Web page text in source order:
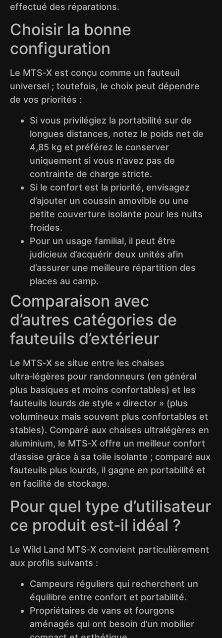
effectué des réparations.
Choisir la bonne
configuration
Le MTS‑X est conçu comme un fauteuil
universel ; toutefois, le choix peut dépendre
de vos priorités :
Si vous privilégiez la portabilité sur de
longues distances, notez le poids net de
4,85 kg et préférez le conserver
uniquement si vous n’avez pas de
contrainte de charge stricte.
Si le confort est la priorité, envisagez
d’ajouter un coussin amovible ou une
petite couverture isolante pour les nuits
froides.
Pour un usage familial, il peut être
judicieux d’acquérir deux unités afin
d’assurer une meilleure répartition des
places au camp.
Comparaison avec
d’autres catégories de
fauteuils d’extérieur
Le MTS‑X se situe entre les chaises
ultra‑légères pour randonneurs (en général
plus basiques et moins confortables) et les
fauteuils lourds de style « director » (plus
volumineux mais souvent plus confortables et
stables). Comparé aux chaises ultralégères en
aluminium, le MTS‑X offre un meilleur confort
d’assise grâce à sa toile isolante ; comparé aux
fauteuils plus lourds, il gagne en portabilité et
en facilité de stockage.
Pour quel type d’utilisateur
ce produit est‑il idéal ?
Le Wild Land MTS‑X convient particulièrement
aux profils suivants :
Campeurs réguliers qui recherchent un
équilibre entre confort et portabilité.
Propriétaires de vans et fourgons
aménagés qui ont besoin d’un mobilier